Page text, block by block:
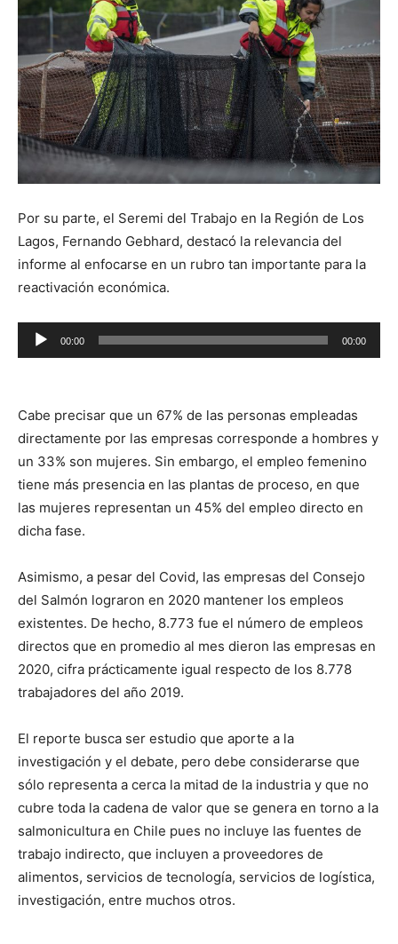
Por su parte, el Seremi del Trabajo en la Región de Los
Lagos, Fernando Gebhard, destacó la relevancia del
informe al enfocarse en un rubro tan importante para la
reactivación económica.
Reproductor
de
00:00 00:00
Cabe precisar que un 67% de las personas empleadas
directamente por las empresas corresponde a hombres y
un 33% son mujeres. Sin embargo, el empleo femenino
tiene más presencia en las plantas de proceso, en que
las mujeres representan un 45% del empleo directo en
dicha fase.
Asimismo, a pesar del Covid, las empresas del Consejo
del Salmón lograron en 2020 mantener los empleos
existentes. De hecho, 8.773 fue el número de empleos
directos que en promedio al mes dieron las empresas en
2020, cifra prácticamente igual respecto de los 8.778
trabajadores del año 2019.
El reporte busca ser estudio que aporte a la
investigación y el debate, pero debe considerarse que
sólo representa a cerca la mitad de la industria y que no
cubre toda la cadena de valor que se genera en torno a la
salmonicultura en Chile pues no incluye las fuentes de
trabajo indirecto, que incluyen a proveedores de
alimentos, servicios de tecnología, servicios de logística,
investigación, entre muchos otros.